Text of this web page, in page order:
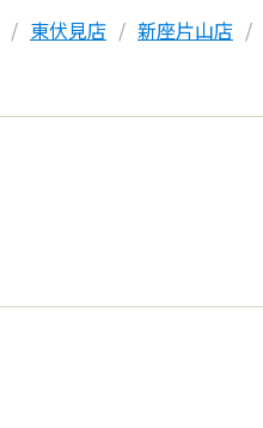
東伏見店 新座片山店